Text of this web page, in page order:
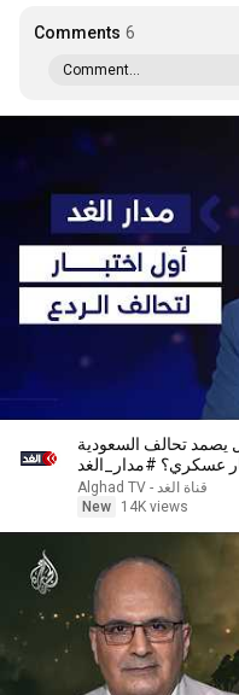
Comments 6
Comment...
يصمد تحالف السعودية
عسكري؟ #مدار_الغد
Alghad TV - قناة الغد
New
14K views